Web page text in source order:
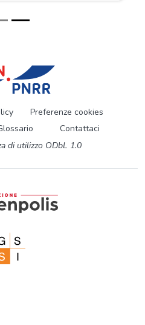
Preferenze cookies
Contattaci
di utilizzo ODbL 1.0